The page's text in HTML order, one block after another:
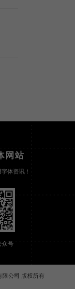
网站
体资讯！
众号
公司 版权所有